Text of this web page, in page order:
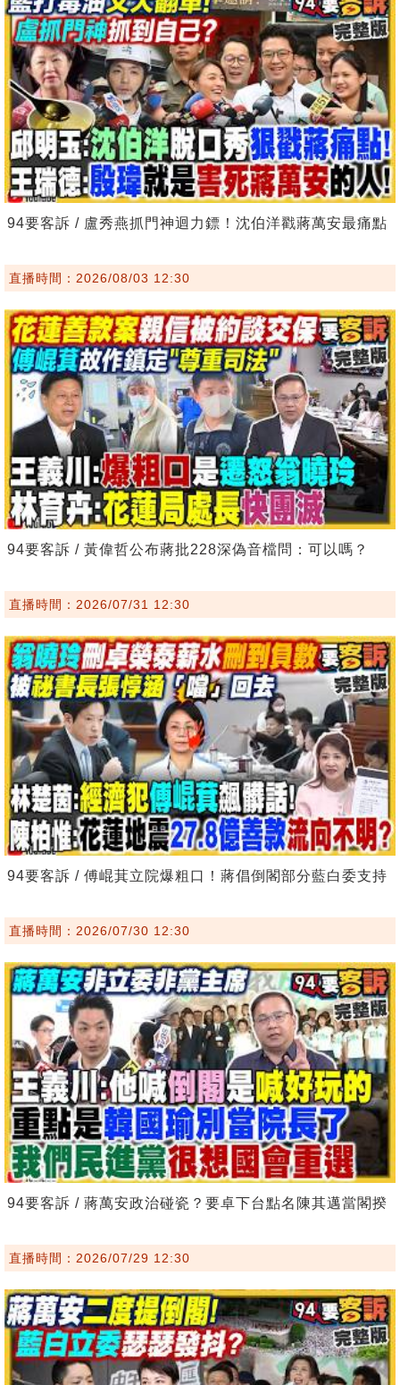
94要客訴 / 盧秀燕抓門神迴力鏢！沈伯洋戳蔣萬安最痛點
直播時間：2026/08/03 12:30
94要客訴 / 黃偉哲公布蔣批228深偽音檔問：可以嗎？
直播時間：2026/07/31 12:30
94要客訴 / 傅崐萁立院爆粗口！蔣倡倒閣部分藍白委支持
直播時間：2026/07/30 12:30
94要客訴 / 蔣萬安政治碰瓷？要卓下台點名陳其邁當閣揆
直播時間：2026/07/29 12:30